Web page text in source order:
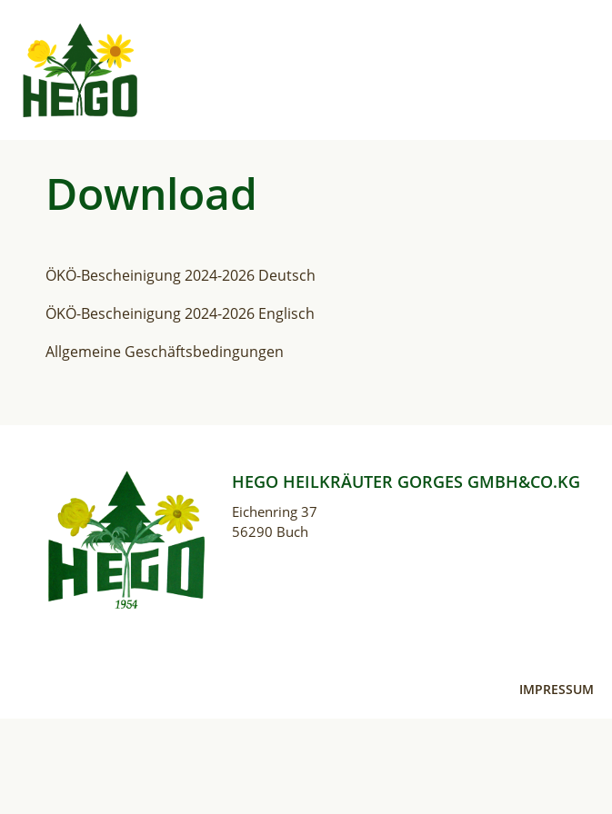
Download
ÖKÖ-Bescheinigung 2024-2026 Deutsch
ÖKÖ-Bescheinigung 2024-2026 Englisch
Allgemeine Geschäftsbedingungen
HEGO HEILKRÄUTER GORGES GMBH&CO.KG
Eichenring 37
56290 Buch
IMPRESSUM